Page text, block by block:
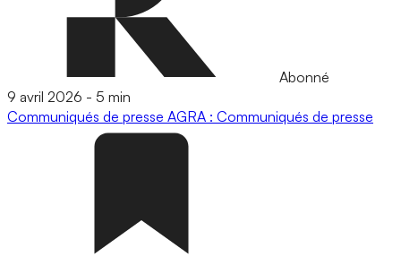
Abonné
9 avril 2026 - 5 min
Communiqués de presse AGRA : Communiqués de presse